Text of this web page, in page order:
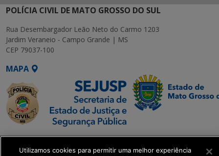
POLÍCIA CIVIL DE MATO GROSSO DO SUL
Rua Desembargador Leão Neto do Carmo 1203
Jardim Veraneio - Campo Grande | MS
CEP 79037-100
MAPA
SETDIG | Secretaria-
Executiva de
Utilizamos cookies para permitir uma melhor experiência